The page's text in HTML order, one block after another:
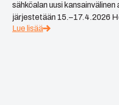
sähköalan uusi
järjestetään 15.–17.4.2026
Lue lisää